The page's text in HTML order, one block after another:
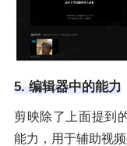
5. 编辑器中的能力
剪映除了上面提到
能力，用于辅助视频